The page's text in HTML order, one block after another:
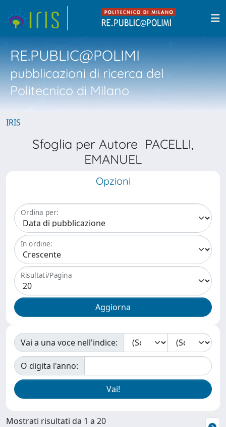
RE.PUBLIC@POLIMI
pubblicazioni di ricerca del
Politecnico di Milano
IRIS
Sfoglia per Autore PACELLI,
EMANUEL
Opzioni
Ordina per:
In ordine:
Risultati/Pagina
Vai a una voce nell'indice:
O digita l'anno:
Mostrati risultati da 1 a 20